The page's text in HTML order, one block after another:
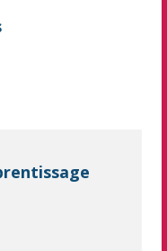
Acquérir des méthodes